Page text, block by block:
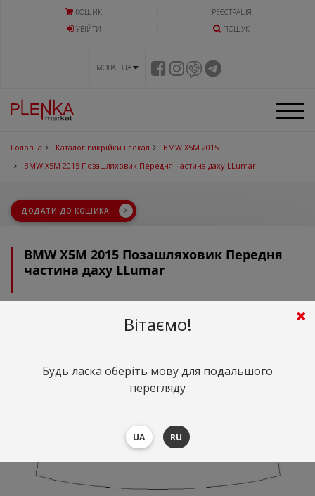
КОШИК
РЕЄСТРАЦІЯ
УВIЙТИ
ПОШУК
МОВА UA
Головна Каталог викрійки і лекал
BMW X5M 2015
BMW X5M 2015 Позашляховик Передня частина даху LLumar
ДОДАТИ ДО КОШИКА
BMW X5M 2015 Позашляховик Передня
частина даху LLumar
грн. ($24.21)
Вітаємо!
Будь ласка оберіть мову для подальшого
перегляду
UA RU